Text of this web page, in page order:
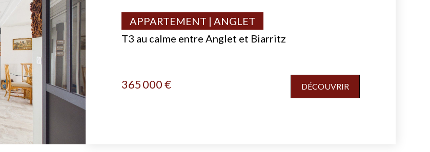
T3 au calme entre Anglet et Biarritz
APPARTEMENT | ANGLET
365 000 € DÉCOUVRIR